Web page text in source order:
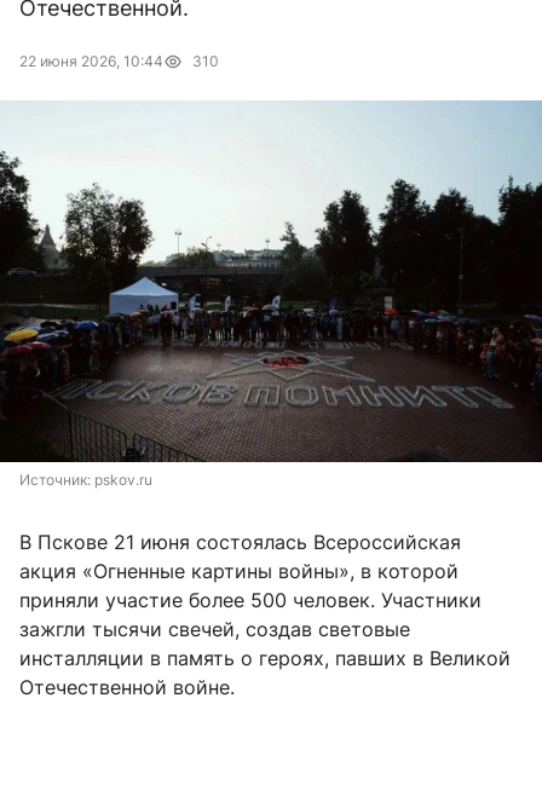
Отечественной.
22 июня 2026, 10:44 310
Источник: pskov.ru
В Пскове 21 июня состоялась Всероссийская
акция «Огненные картины войны», в которой
приняли участие более 500 человек. Участники
зажгли тысячи свечей, создав световые
инсталляции в память о героях, павших в Великой
Отечественной войне.